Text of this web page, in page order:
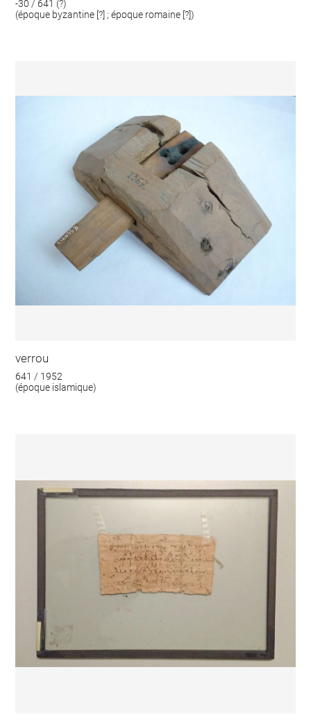
-30 / 641 (?)
(époque byzantine [?] ; époque romaine [?])
verrou
641 / 1952
(époque islamique)